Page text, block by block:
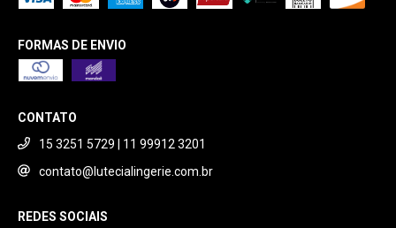
FORMAS DE ENVIO
CONTATO
15 3251 5729 | 11 99912 3201
contato@lutecialingerie.com.br
REDES SOCIAIS